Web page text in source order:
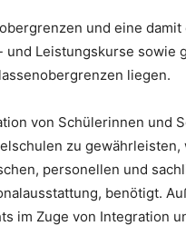
und eine
Leistungskurse sowie
liegen.
von Schülerinnen und
zu
personellen und
benötigt.
im Zuge von Integration